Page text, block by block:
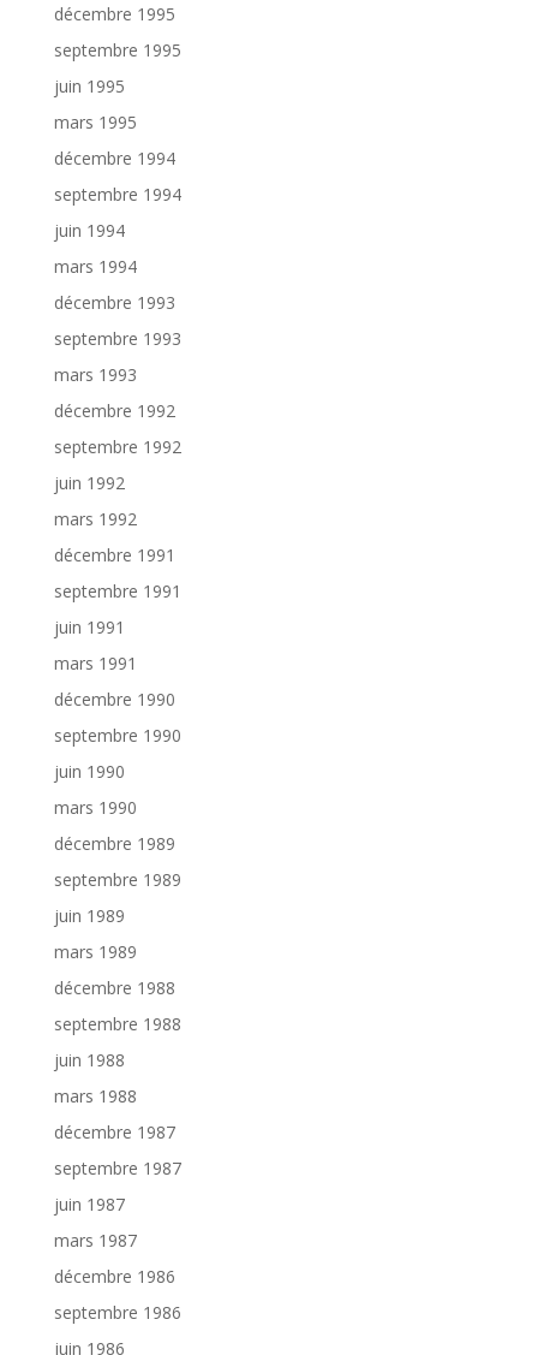
décembre 1995
septembre 1995
juin 1995
mars 1995
décembre 1994
septembre 1994
juin 1994
mars 1994
décembre 1993
septembre 1993
mars 1993
décembre 1992
septembre 1992
juin 1992
mars 1992
décembre 1991
septembre 1991
juin 1991
mars 1991
décembre 1990
septembre 1990
juin 1990
mars 1990
décembre 1989
septembre 1989
juin 1989
mars 1989
décembre 1988
septembre 1988
juin 1988
mars 1988
décembre 1987
septembre 1987
juin 1987
mars 1987
décembre 1986
septembre 1986
juin 1986